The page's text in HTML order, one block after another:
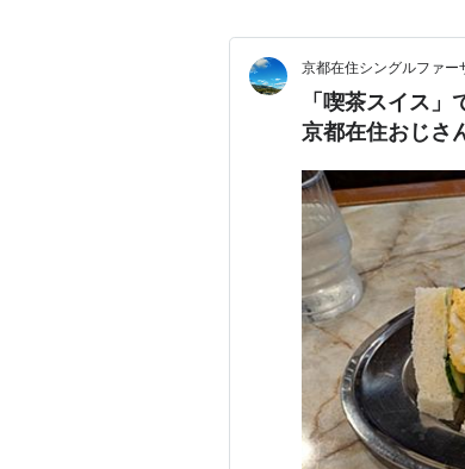
京都在住シングルファ
「喫茶スイス
京都在住おじさ